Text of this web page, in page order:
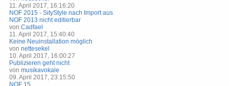
11. April 2017, 16:16:20
NOF 2015 - SityStyle nach Import aus
NOF 2013 nicht editierbar
von Cadfael
11. April 2017, 15:40:40
Keine Neuinstallation möglich
von nettesekel
10. April 2017, 16:00:27
Publizieren geht nicht
von musikavokale
09. April 2017, 23:15:50
NOF 15